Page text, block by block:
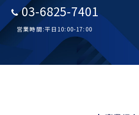
03-6825-7401
営業時間:平日10:00-17:00